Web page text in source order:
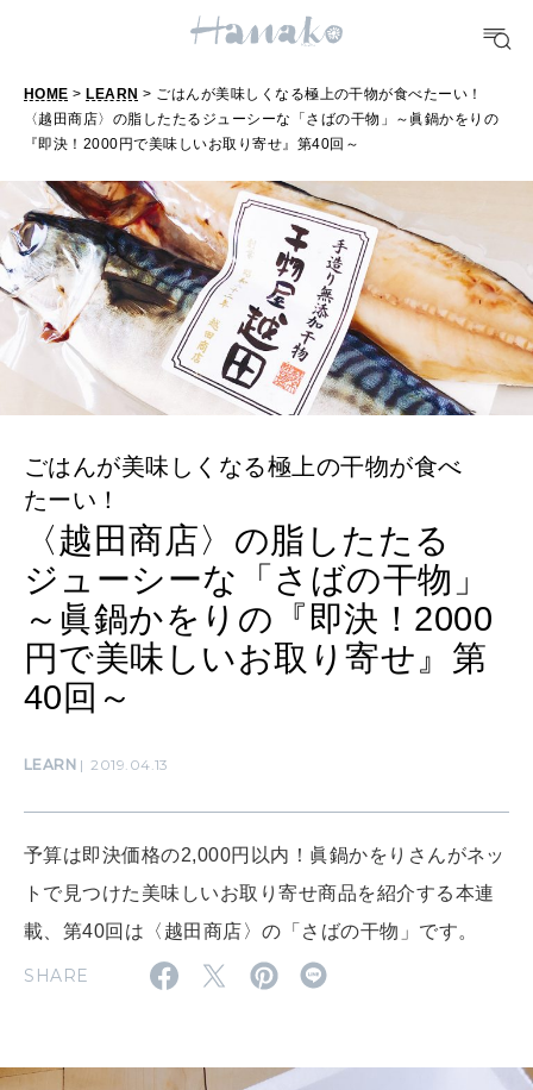
TRAVEL
どこ行く？
FORTUNE
明日のわたし
[12星座別] Weekly Holoscope
[12星座別] Monthly Love Holoscope
女神まり愛のタロットメッセージ
算命学がわかる今月のあなた
HEALTH
自分にやさしく
LEARN
知る、考える
SUSTAINABLE
わたしができること
WORK&MONEY
いい人生って？
MAGAZINE
特集
HOME > LEARN > ごはんが美味しくなる極上の干物が食べたーい！
〈越田商店〉の脂したたるジューシーな「さばの干物」～眞鍋かをりの
『即決！2000円で美味しいお取り寄せ』第40回～
ごはんが美味しくなる極上の干物が食べ
たーい！
〈越田商店〉の脂したたる
ジューシーな「さばの干物」
～眞鍋かをりの『即決！2000
円で美味しいお取り寄せ』第
40回～
LEARN 2019.04.13
予算は即決価格の2,000円以内！眞鍋かをりさんがネッ
トで見つけた美味しいお取り寄せ商品を紹介する本連
載、第40回は〈越田商店〉の「さばの干物」です。
SHARE